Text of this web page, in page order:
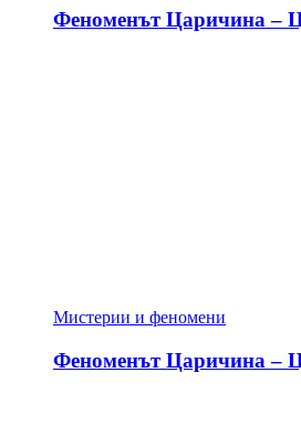
Феноменът Царичина –
Мистерии и феномени
Феноменът Царичина –